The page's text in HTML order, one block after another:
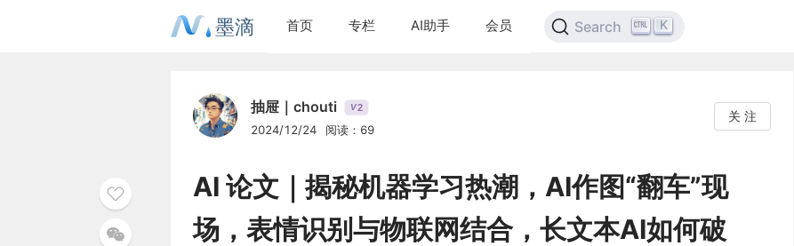
墨滴 首页 专栏 AI助手 会员 Search K
抽屉｜chouti V2
2024/12/24 阅读：69
关 注
AI 论文｜揭秘机器学习热潮，AI作图“翻车”现
场，表情识别与物联网结合，长文本AI如何破